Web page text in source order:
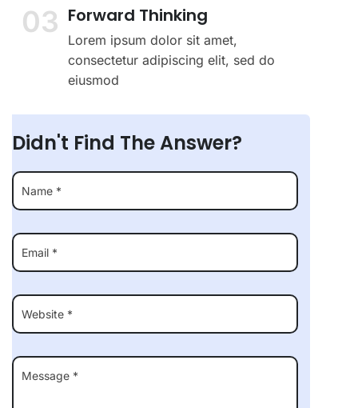
03 Forward Thinking
Lorem ipsum dolor sit amet,
consectetur adipiscing elit, sed do
eiusmod
Didn't Find The Answer?